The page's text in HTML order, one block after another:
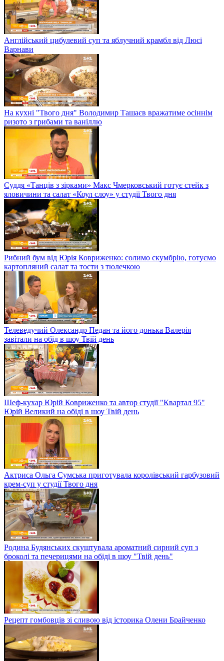
Англійський цибулевий суп та яблучний крамбл від Люсі
Варнави
На кухні "Твого дня" Володимир Ташаєв вражатиме осіннім
ризото з грибами та ваніллю
Суддя «Танців з зірками» Макс Чмерковський готує стейк з
яловичини та салат «Коул слоу» у студії Твого дня
Рибний бум від Юрія Ковриженко: солимо скумбрію, готуємо
картопляний салат та тости з тюлечкою
Телеведучий Олександр Педан та його донька Валерія
завітали на обід в шоу Твій день
Шеф-кухар Юрій Ковриженко та автор студії "Квартал 95"
Юрій Великий на обіді в шоу Твій день
Актриса Ольга Сумська приготувала королівський гарбузовий
крем-суп у студії Твого дня
Родина Будянських скуштувала ароматний сирний суп з
броколі та печерицями на обіді в шоу "Твій день"
Рецепт гомбовців зі сливою від історика Олени Брайченко